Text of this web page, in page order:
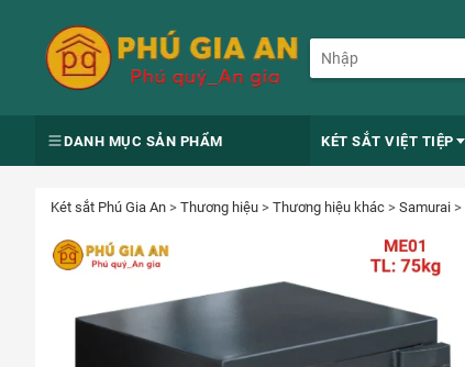
DANH MỤC SẢN PHẨM KÉT SẮT VIỆT TIỆP
Két sắt Phú Gia An > Thương hiệu > Thương hiệu khác > Samurai >